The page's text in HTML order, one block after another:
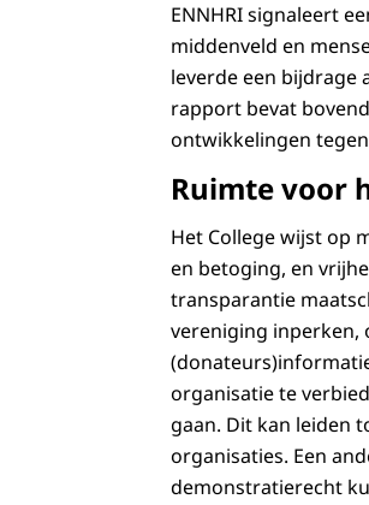
ENNHRI signaleert
middenveld en
leverde een bijdrage
rapport bevat
ontwikkelingen
Ruimte voor
Het College wijst op
en betoging, en
transparantie
vereniging inperken,
organisatie te
gaan. Dit kan leiden
organisaties. Een
demonstratierecht